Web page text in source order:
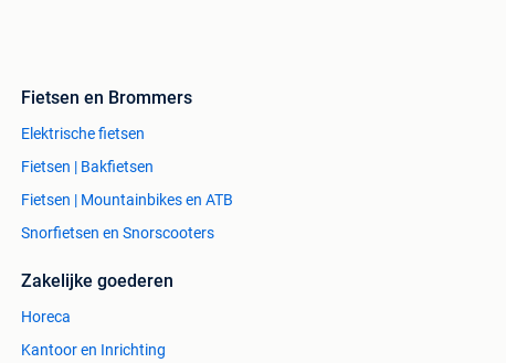
Fietsen en Brommers
Elektrische fietsen
Fietsen | Bakfietsen
Fietsen | Mountainbikes en ATB
Snorfietsen en Snorscooters
Zakelijke goederen
Horeca
Kantoor en Inrichting